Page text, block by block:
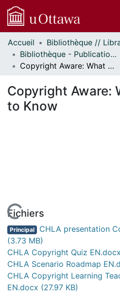
Communautés
et collections
Parcourir
À propos
Accueil
Bibliothèque //
Bibliothèque - Publications // Library - Publications
Copyright Aware: What You Need to Know
Copyright Aware:
to Know
En cours de chargement...
Fichiers
Principal CHLA presentation
(3.73 MB)
CHLA Copyright Quiz EN.docx
CHLA Scenario Roadmap
CHLA Copyright Learning
EN.docx (27.97 KB)